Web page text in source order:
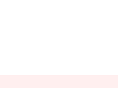
research/section/